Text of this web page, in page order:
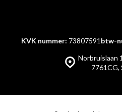
Norbruislaan
7761CG,
KVK nummer: 73807591 btw-